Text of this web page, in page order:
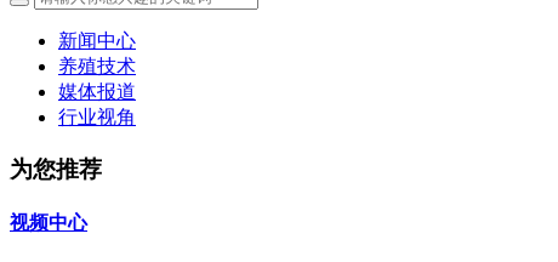
新闻中心
养殖技术
媒体报道
行业视角
为您推荐
视频中心